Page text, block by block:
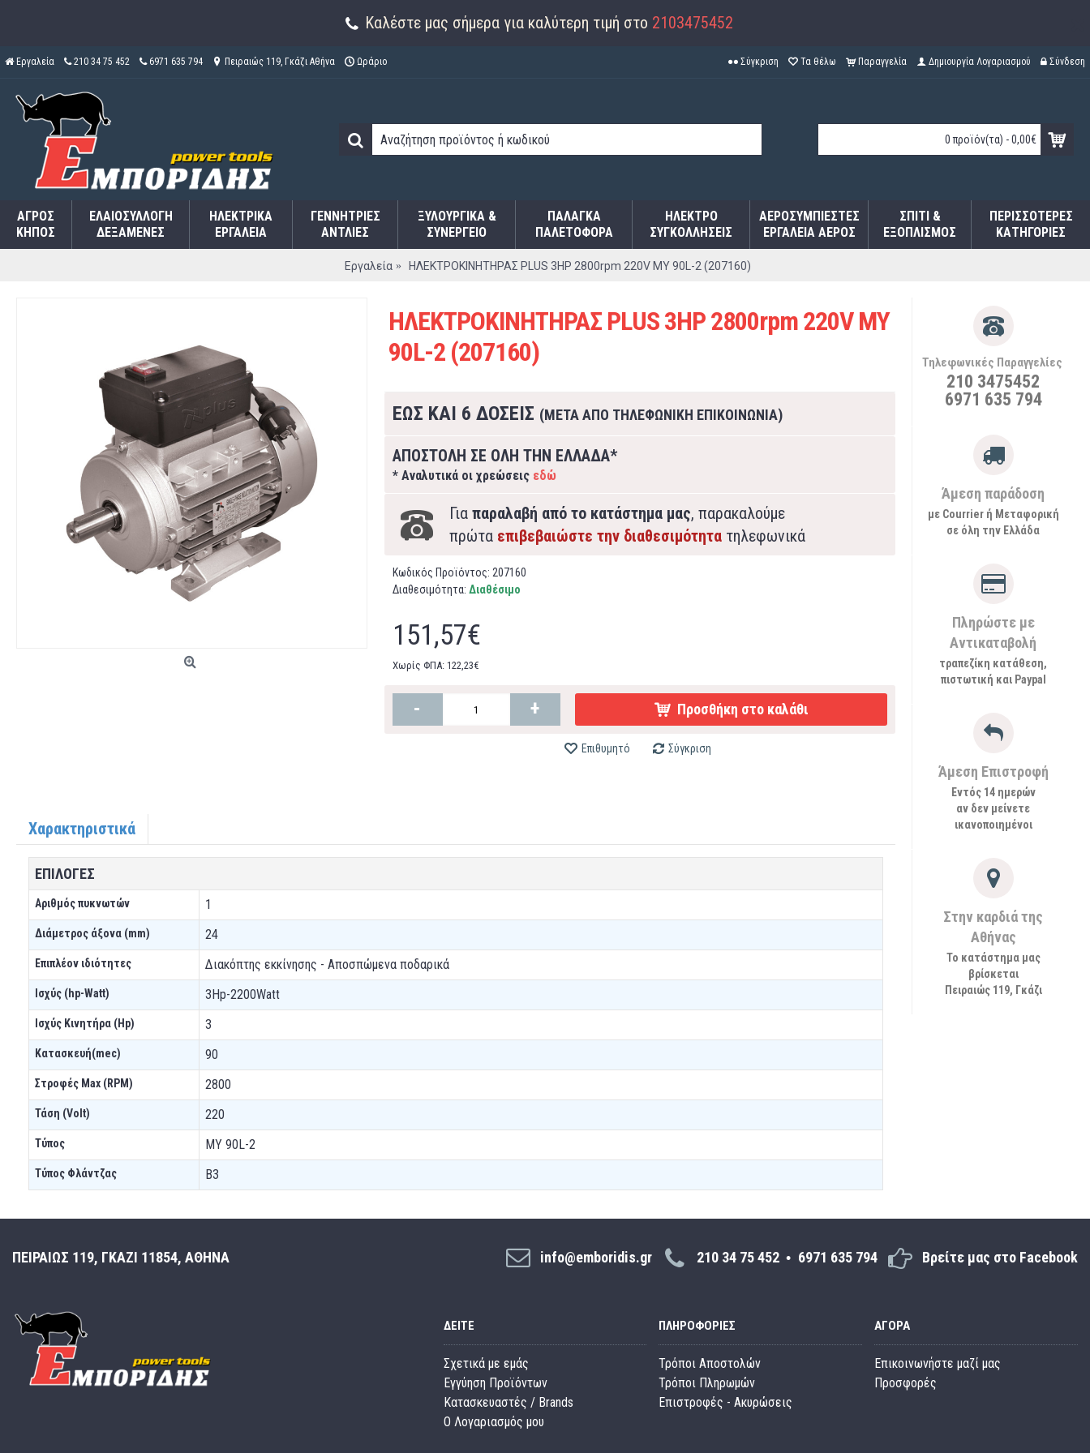
Καλέστε μας σήμερα για καλύτερη τιμή στο 2103475452
Εργαλεία 210 34 75 452 6971 635 794 Πειραιώς 119, Γκάζι Αθήνα Ωράριο Σύγκριση Τα θέλω Παραγγελία Δημιουργία Λογαριασμού Σύνδεση
0 προϊόν(τα) - 0,00€
ΑΓΡΌΣ
ΚΉΠΟΣ
ΕΛΑΙΟΣΥΛΛΟΓΉ
ΔΕΞΑΜΕΝΈΣ
ΗΛΕΚΤΡΙΚΆ
ΕΡΓΑΛΕΊΑ
ΓΕΝΝΉΤΡΙΕΣ
ΑΝΤΛΊΕΣ
ΞΥΛΟΥΡΓΙΚΑ &
ΣΥΝΕΡΓΕΙΟ
ΠΑΛΆΓΚΑ
ΠΑΛΕΤΟΦΌΡΑ
ΗΛΕΚΤΡΟ
ΣΥΓΚΟΛΛΉΣΕΙΣ
ΑΕΡΟΣΥΜΠΙΕΣΤΈΣ
ΕΡΓΑΛΕΊΑ ΑΈΡΟΣ
ΣΠΊΤΙ &
ΕΞΟΠΛΙΣΜΌΣ
ΠΕΡΙΣΣΌΤΕΡΕΣ
ΚΑΤΗΓΟΡΊΕΣ
Εργαλεία ΗΛΕΚΤΡΟΚΙΝΗΤΗΡΑΣ PLUS 3HP 2800rpm 220V MY 90L-2 (207160)
Τηλεφωνικές Παραγγελίες
210 3475452
6971 635 794
Άμεση παράδοση
με Courrier ή Μεταφορική
σε όλη την Ελλάδα
Πληρώστε με
Αντικαταβολή
τραπεζίκη κατάθεση,
πιστωτική και Paypal
Άμεση Επιστροφή
Εντός 14 ημερών
αν δεν μείνετε
ικανοποιημένοι
Στην καρδιά της
Αθήνας
Το κατάστημα μας
βρίσκεται
Πειραιώς 119, Γκάζι
ΗΛΕΚΤΡΟΚΙΝΗΤΗΡΑΣ PLUS 3HP 2800rpm 220V MY
90L-2 (207160)
ΕΩΣ ΚΑΙ 6 ΔΟΣΕΙΣ (ΜΕΤΑ ΑΠΟ ΤΗΛΕΦΩΝΙΚΗ ΕΠΙΚΟΙΝΩΝΙΑ)
ΑΠΟΣΤΟΛΗ ΣΕ ΟΛΗ ΤΗΝ ΕΛΛΑΔΑ*
* Αναλυτικά οι χρεώσεις εδώ
Για παραλαβή από το κατάστημα μας, παρακαλούμε
πρώτα επιβεβαιώστε την διαθεσιμότητατηλεφωνικά
Κωδικός Προϊόντος: 207160
Διαθεσιμότητα: Διαθέσιμο
151,57€
Χωρίς ΦΠΑ: 122,23€
- + Προσθήκη στο καλάθι
Επιθυμητό Σύγκριση
Χαρακτηριστικά
ΕΠΙΛΟΓΕΣ
Αριθμός πυκνωτών 1
Διάμετρος άξονα (mm) 24
Επιπλέον ιδιότητες Διακόπτης εκκίνησης - Αποσπώμενα ποδαρικά
Ισχύς (hp-Watt) 3Hp-2200Watt
Ισχύς Κινητήρα (Hp) 3
Κατασκευή(mec) 90
Στροφές Μax (RPM) 2800
Τάση (Volt) 220
Τύπoς MY 90L-2
Τύπος Φλάντζας B3
ΠΕΙΡΑΙΩΣ 119, ΓΚΑΖΙ 11854, ΑΘΗΝΑ info@emboridis.gr 210 34 75 452 6971 635 794 Βρείτε μας στο Facebook
ΔΕΊΤΕ
Σχετικά με εμάς
Εγγύηση Προϊόντων
Κατασκευαστές / Brands
O Λογαριασμός μου
ΠΛΗΡΟΦΟΡΊΕΣ
Τρόποι Αποστολών
Τρόποι Πληρωμών
Επιστροφές - Ακυρώσεις
ΑΓΟΡΆ
Επικοινωνήστε μαζί μας
Προσφορές